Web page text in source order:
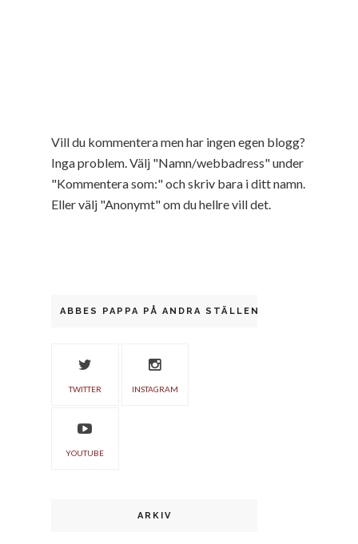
Vill du kommentera men har ingen egen blogg?
Inga problem. Välj "Namn/webbadress" under
"Kommentera som:" och skriv bara i ditt namn.
Eller välj "Anonymt" om du hellre vill det.
ABBES PAPPA PÅ ANDRA STÄLLEN
TWITTER INSTAGRAM
YOUTUBE
ARKIV